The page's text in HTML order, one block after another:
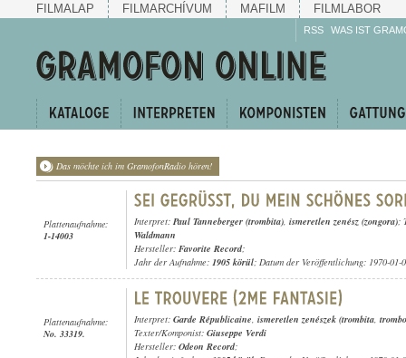
FILMALAP FILMARCHÍVUM MAFILM FILMLABOR
RSS WAS IST
Das möchte ich im GramofonRadio hören!
Plattenaufnahme:
1-14003
Interpret: Paul Tanneberger (trombita), ismeretlen zenész (zongora);
Waldmann
Hersteller: Favorite Record;
Jahr der Aufnahme: 1905 körül; Datum der Veröffentlichung: 1970-01-
Plattenaufnahme:
No. 33319.
Interpret: Garde Républicaine, ismeretlen zenészek (trombita,
Texter/Komponist: Giuseppe Verdi
Hersteller: Odeon Record;